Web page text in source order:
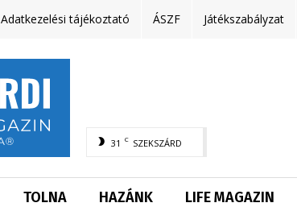
Adatkezelési tájékoztató ÁSZF Játékszabályzat
31 C SZEKSZÁRD
TOLNA HAZÁNK LIFE MAGAZIN